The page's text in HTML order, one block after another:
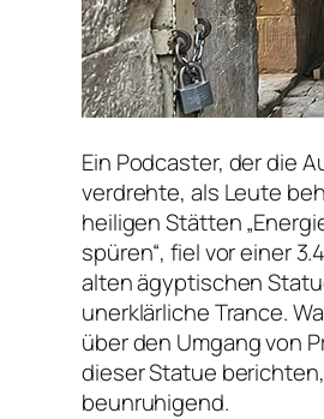
Ein Podcaster, der die
verdrehte, als Leute
heiligen Stätten
spüren“, fiel vor einer
alten ägyptischen
unerklärliche Trance.
über den Umgang von
dieser Statue
beunruhigend.